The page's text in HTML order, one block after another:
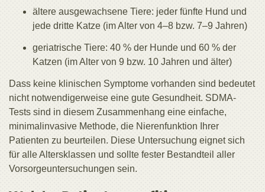
ältere ausgewachsene Tiere: jeder fünfte Hund und
jede dritte Katze (im Alter von 4–8 bzw. 7–9 Jahren)
geriatrische Tiere: 40 % der Hunde und 60 % der
Katzen (im Alter von 9 bzw. 10 Jahren und älter)
Dass keine klinischen Symptome vorhanden sind bedeutet
nicht notwendigerweise eine gute Gesundheit. SDMA-
Tests sind in diesem Zusammenhang eine einfache,
minimalinvasive Methode, die Nierenfunktion Ihrer
Patienten zu beurteilen. Diese Untersuchung eignet sich
für alle Altersklassen und sollte fester Bestandteil aller
Vorsorgeuntersuchungen sein.